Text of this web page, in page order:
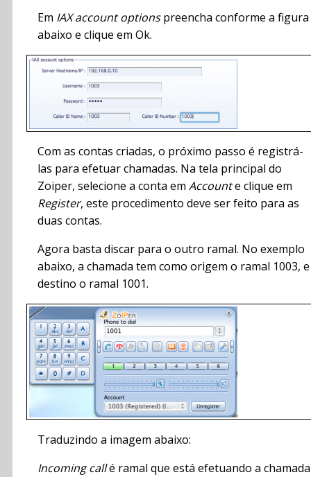
Em IAX account optionspreencha conforme a figura
abaixo e clique em Ok.
Com as contas criadas, o próximo passo é registrá-
las para efetuar chamadas. Na tela principal do
Zoiper, selecione a conta em Accounte clique em
Register, este procedimento deve ser feito para as
duas contas.
Agora basta discar para o outro ramal. No exemplo
abaixo, a chamada tem como origem o ramal 1003, e
destino o ramal 1001.
Traduzindo a imagem abaixo:
Incoming callé ramal que está efetuando a chamada